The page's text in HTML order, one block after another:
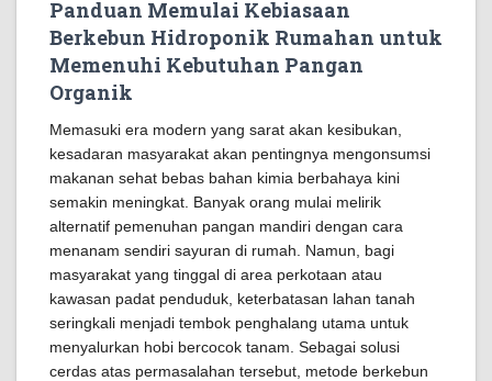
Panduan Memulai Kebiasaan
Berkebun Hidroponik Rumahan untuk
Memenuhi Kebutuhan Pangan
Organik
Memasuki era modern yang sarat akan kesibukan,
kesadaran masyarakat akan pentingnya mengonsumsi
makanan sehat bebas bahan kimia berbahaya kini
semakin meningkat. Banyak orang mulai melirik
alternatif pemenuhan pangan mandiri dengan cara
menanam sendiri sayuran di rumah. Namun, bagi
masyarakat yang tinggal di area perkotaan atau
kawasan padat penduduk, keterbatasan lahan tanah
seringkali menjadi tembok penghalang utama untuk
menyalurkan hobi bercocok tanam. Sebagai solusi
cerdas atas permasalahan tersebut, metode berkebun